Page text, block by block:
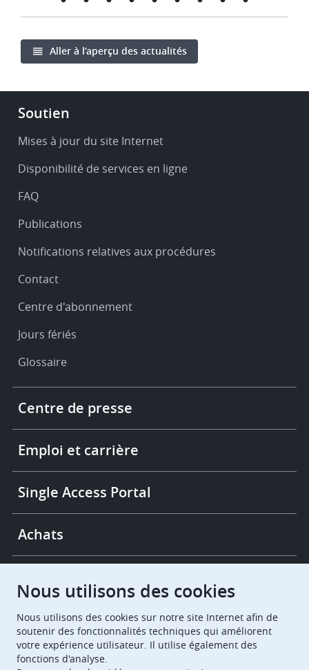
Aller à l’aperçu des actualités
Footer
Service
support
Soutien
Mises à jour du site Internet
Disponibilité de services en ligne
FAQ
Publications
Notifications relatives aux procédures
Contact
Centre d'abonnement
Jours fériés
Glossaire
More
links
Centre de presse
Emploi et carrière
Single Access Portal
Achats
European Patent Office EPO Jobs
EuropeanPatentOffice
Nous utilisons des cookies
Nous utilisons des cookies sur notre site Internet afin de
soutenir des fonctionnalités techniques qui améliorent
votre expérience utilisateur. Il utilise également des
fonctions d'analyse.